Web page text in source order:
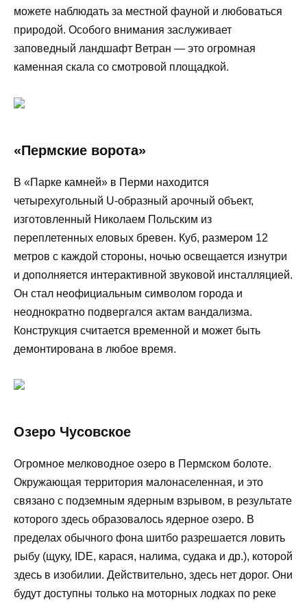
можете наблюдать за местной фауной и любоваться
природой. Особого внимания заслуживает
заповедный ландшафт Ветран — это огромная
каменная скала со смотровой площадкой.
«Пермские ворота»
В «Парке камней» в Перми находится
четырехугольный U-образный арочный объект,
изготовленный Николаем Польским из
переплетенных еловых бревен. Куб, размером 12
метров с каждой стороны, ночью освещается изнутри
и дополняется интерактивной звуковой инсталляцией.
Он стал неофициальным символом города и
неоднократно подвергался актам вандализма.
Конструкция считается временной и может быть
демонтирована в любое время.
Озеро Чусовское
Огромное мелководное озеро в Пермском болоте.
Окружающая территория малонаселенная, и это
связано с подземным ядерным взрывом, в результате
которого здесь образовалось ядерное озеро. В
пределах обычного фона шитбо разрешается ловить
рыбу (щуку, IDE, карася, налима, судака и др.), которой
здесь в изобилии. Действительно, здесь нет дорог. Они
будут доступны только на моторных лодках по реке